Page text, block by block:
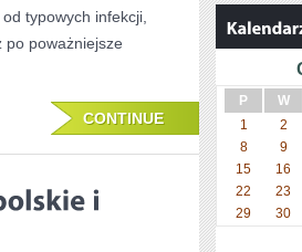
typowych infekcji,
po poważniejsze
CONTINUE
P W
1
2
8
9
15
16
22
23
29
30